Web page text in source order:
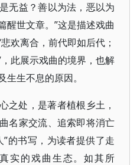
无益？善以为法，恶以为
醒世文章。”这是描述戏曲
欢离合，前代即如后代；
此展示戏曲的境界，也解
生不息的原因。
之处，是著者植根乡土，
名家交流、追索即将消亡
的书写，为读者提供了走
实的戏曲生态。如其所